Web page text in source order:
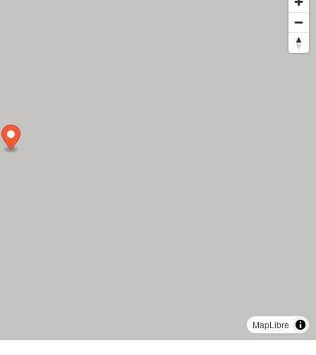
MapLibre